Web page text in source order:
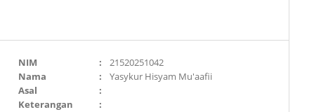
NIM :
21520251042
Nama
:
Yasykur Hisyam Mu'aafii
Asal
:
Keterangan
: